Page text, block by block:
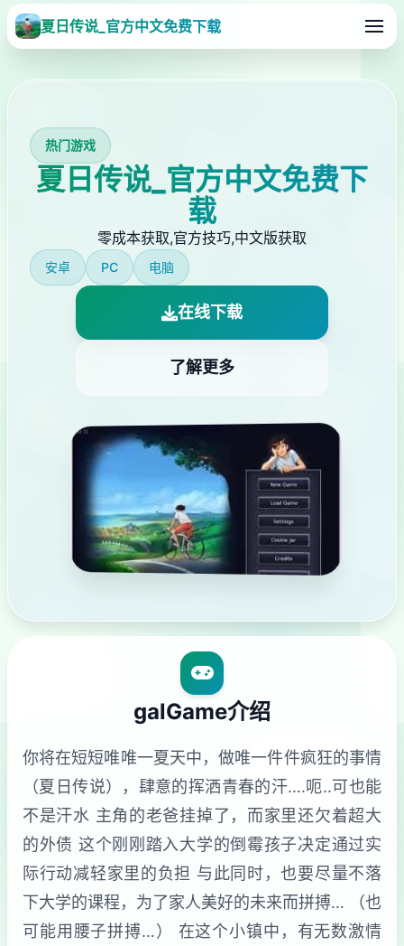
夏日传说_官方中文免费下载
热门游戏
夏日传说_官方中文免费下
载
零成本获取,官方技巧,中文版获取
安卓 PC 电脑
在线下载
了解更多
galGame介绍
你将在短短唯唯一夏天中，做唯一件件疯狂的事情
（夏日传说），肆意的挥洒青春的汗….呃..可也能
不是汗水 主角的老爸挂掉了，而家里还欠着超大
的外债 这个刚刚踏入大学的倒霉孩子决定通过实
际行动减轻家里的负担 与此同时，也要尽量不落
下大学的课程，为了家人美好的未来而拼搏… （也
可能用腰子拼搏…） 在这个小镇中，有无数激情